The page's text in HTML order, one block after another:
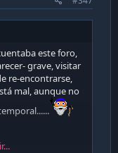
este foro,
grave, visitar
re-encontrarse,
mal, aunque no